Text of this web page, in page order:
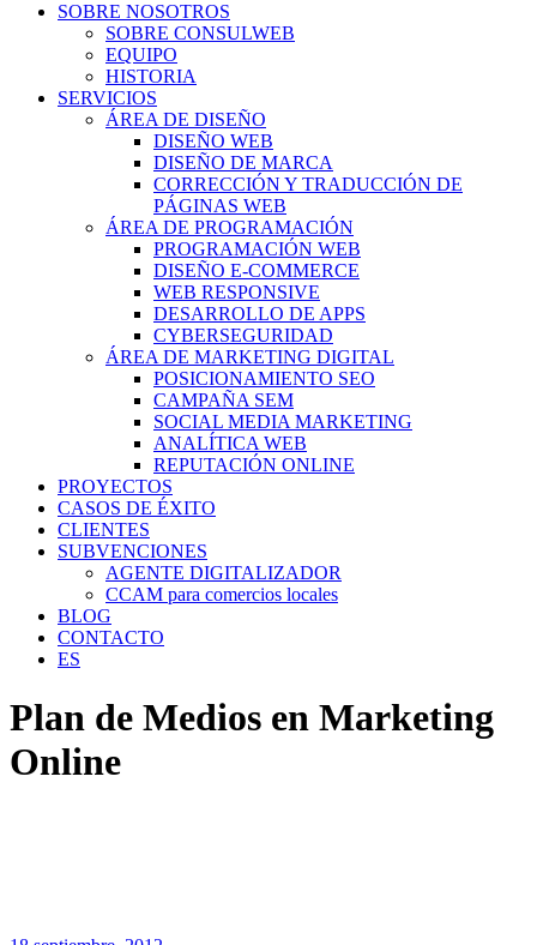
SOBRE NOSOTROS
SOBRE CONSULWEB
EQUIPO
HISTORIA
SERVICIOS
ÁREA DE DISEÑO
DISEÑO WEB
DISEÑO DE MARCA
CORRECCIÓN Y TRADUCCIÓN DE
PÁGINAS WEB
ÁREA DE PROGRAMACIÓN
PROGRAMACIÓN WEB
DISEÑO E-COMMERCE
WEB RESPONSIVE
DESARROLLO DE APPS
CYBERSEGURIDAD
ÁREA DE MARKETING DIGITAL
POSICIONAMIENTO SEO
CAMPAÑA SEM
SOCIAL MEDIA MARKETING
ANALÍTICA WEB
REPUTACIÓN ONLINE
PROYECTOS
CASOS DE ÉXITO
CLIENTES
SUBVENCIONES
AGENTE DIGITALIZADOR
CCAM para comercios locales
BLOG
CONTACTO
ES
Plan de Medios en Marketing
Online